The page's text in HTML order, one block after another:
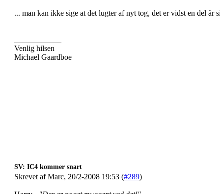
... man kan ikke sige at det lugter af nyt tog, det er vidst en del år
Venlig hilsen
Michael Gaardboe
SV: IC4 kommer snart
Skrevet af Marc, 20/2-2008 19:53 (#289)